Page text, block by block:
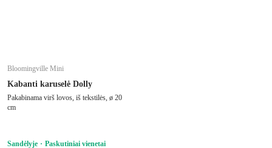
Bloomingville Mini
Kabanti karuselė Dolly
Pakabinama virš lovos, iš tekstilės, ø 20
cm
Sandėlyje Paskutiniai vienetai